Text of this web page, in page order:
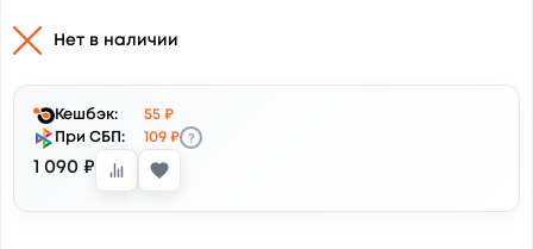
Нет в наличии
Кешбэк:
55 ₽
При СБП:
109 ₽ ?
1 090 ₽